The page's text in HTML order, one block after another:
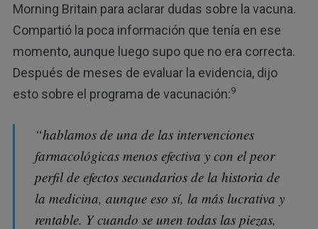
Morning Britain para aclarar dudas sobre la vacuna.
Compartió la poca información que tenía en ese
momento, aunque luego supo que no era correcta.
Después de meses de evaluar la evidencia, dijo
esto sobre el programa de vacunación:9
“hablamos de una de las intervenciones
farmacológicas menos efectiva y con el peor
perfil de efectos secundarios de la historia de
la medicina, aunque eso sí, la más lucrativa y
rentable. Y cuando se unen todas las piezas,